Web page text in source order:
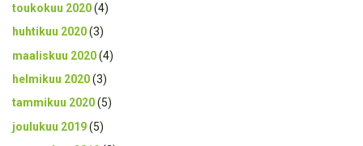
toukokuu 2020(4)
huhtikuu 2020(3)
maaliskuu 2020(4)
helmikuu 2020(3)
tammikuu 2020(5)
joulukuu 2019(5)